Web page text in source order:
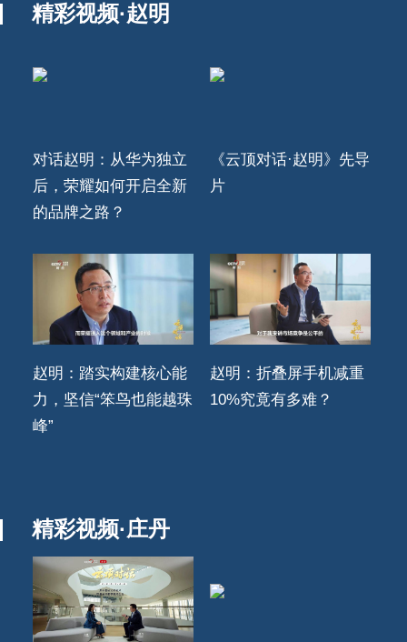
精彩视频·赵明
对话赵明：从华为独立
后，荣耀如何开启全新
的品牌之路？
《云顶对话·赵明》先导
片
赵明：踏实构建核心能
力，坚信“笨鸟也能越珠
峰”
赵明：折叠屏手机减重
10%究竟有多难？
精彩视频·庄丹